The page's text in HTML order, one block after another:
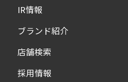
IR情報
ブランド紹介
店舗検索
採用情報